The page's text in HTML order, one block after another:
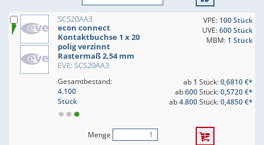
SCS20AA3
econ connect
Kontaktbuchse 1 x 20
polig verzinnt
Rastermaß 2,54 mm
EVE: SCS20AA3
VPE: 100 Stück
UVE:600 Stück
MBM: 1 Stück
Gesamtbestand:
4.100
Stück
ab 1 Stück:0,6810 €*
ab600Stück:0,5720 €*
ab4.800Stück:0,4850 €*
Menge